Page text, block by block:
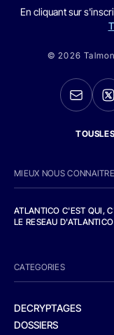
En cliquant sur
© 2026
MIEUX NOUS CONNAITRE
ATLANTICO C'EST QUI,
LE RESEAU D'ATLANTICO
CATEGORIES
DECRYPTAGES
DOSSIERS